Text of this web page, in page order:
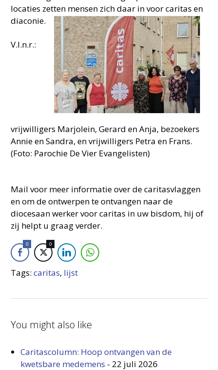
locaties zetten mensen zich daar in voor caritas en
diaconie.
V.l.n.r.:
vrijwilligers Marjolein, Gerard en Anja, bezoekers
Annie en Sandra, en vrijwilligers Petra en Frans.
(Foto: Parochie De Vier Evangelisten)
Mail voor meer informatie over de caritasvlaggen
en om de ontwerpen te ontvangen naar de
diocesaan werker voor caritas in uw bisdom, hij of
zij helpt u graag verder.
0 0
Tags:caritas, lijst
You might also like
Caritascolumn: Hoop ontvangen van de
kwetsbare medemens - 22 juli 2026